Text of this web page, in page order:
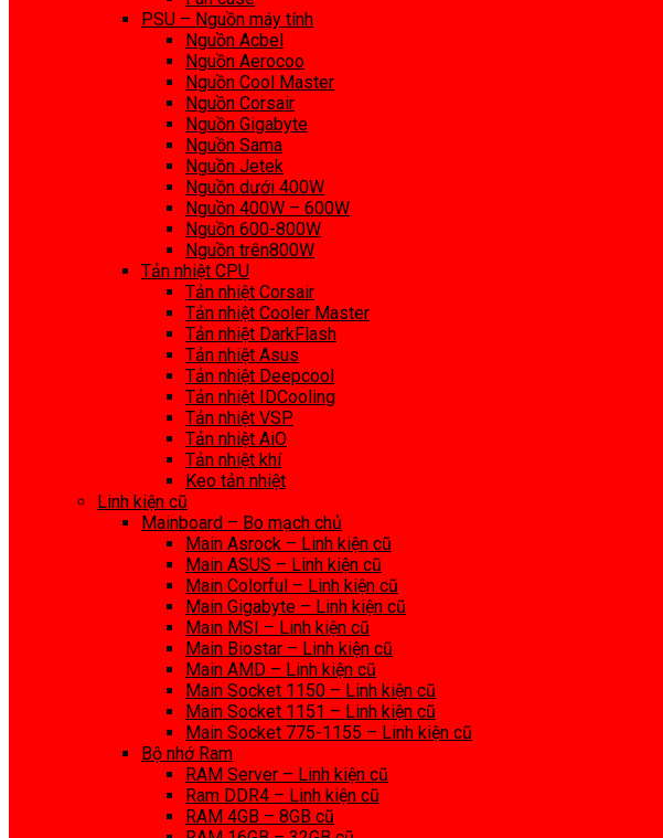
PSU – Nguồn máy tính
Nguồn Acbel
Nguồn Aerocoo
Nguồn Cool Master
Nguồn Corsair
Nguồn Gigabyte
Nguồn Sama
Nguồn Jetek
Nguồn dưới 400W
Nguồn 400W – 600W
Nguồn 600-800W
Nguồn trên800W
Tản nhiệt CPU
Tản nhiệt Corsair
Tản nhiệt Cooler Master
Tản nhiệt DarkFlash
Tản nhiệt Asus
Tản nhiệt Deepcool
Tản nhiệt IDCooling
Tản nhiệt VSP
Tản nhiệt AiO
Tản nhiệt khí
Keo tản nhiệt
Linh kiện cũ
Mainboard – Bo mạch chủ
Main Asrock – Linh kiện cũ
Main ASUS – Linh kiện cũ
Main Colorful – Linh kiện cũ
Main Gigabyte – Linh kiện cũ
Main MSI – Linh kiện cũ
Main Biostar – Linh kiện cũ
Main AMD – Linh kiện cũ
Main Socket 1150 – Linh kiện cũ
Main Socket 1151 – Linh kiện cũ
Main Socket 775-1155 – Linh kiện cũ
Bộ nhớ Ram
RAM Server – Linh kiện cũ
Ram DDR4 – Linh kiện cũ
RAM 4GB – 8GB cũ